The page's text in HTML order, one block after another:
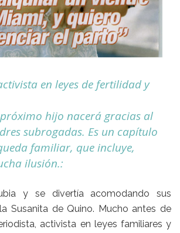
en leyes de fertilidad y
hijo nacerá gracias al
subrogadas. Es un capítulo
familiar, que incluye,
ilusión.:
y se divertía acomodando sus
Susanita de Quino. Mucho antes de
activista en leyes familiares y